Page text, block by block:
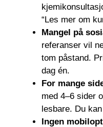
“Les mer om
Mangel på
referanser vil
tom påstand.
dag én.
For mange
med 4–6 sider
lesbare. Du
Ingen